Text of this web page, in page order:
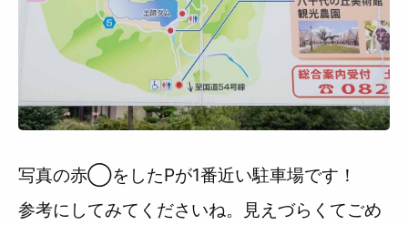
写真の赤◯をしたPが1番近い駐車場です！
参考にしてみてくださいね。見えづらくてごめ